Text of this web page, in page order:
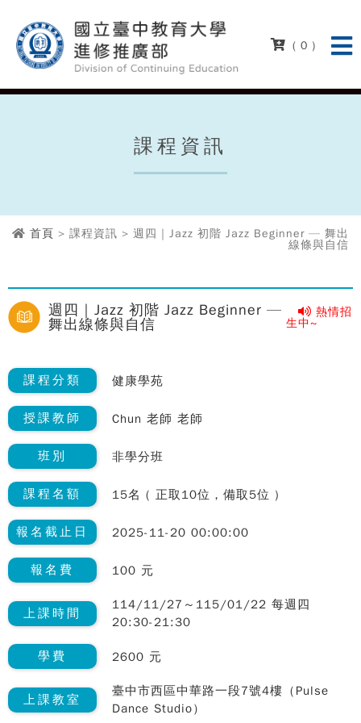
( 0 )
課程資訊
首頁 > 課程資訊 > 週四｜Jazz 初階 Jazz Beginner — 舞出
線條與自信
週四｜Jazz 初階 Jazz Beginner —
舞出線條與自信
熱情招
生中~
課程分類 健康學苑
授課教師 Chun 老師 老師
班別 非學分班
課程名額 15名 ( 正取10位，備取5位 )
報名截止日 2025-11-20 00:00:00
報名費 100 元
上課時間
114/11/27～115/01/22 每週四
20:30-21:30
學費 2600 元
上課教室
臺中市西區中華路一段7號4樓（Pulse
Dance Studio）